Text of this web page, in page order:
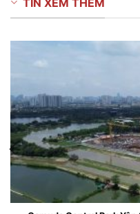
TIN XEM THÊM